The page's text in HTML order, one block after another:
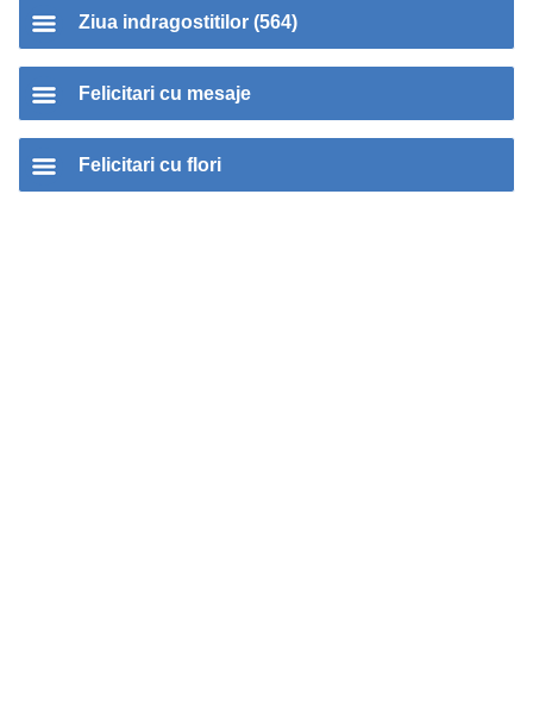
Ziua indragostitilor (564)
Felicitari cu mesaje
Felicitari cu flori